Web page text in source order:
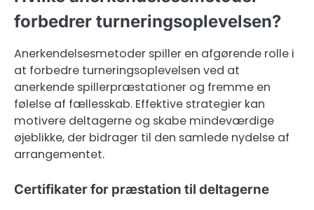
forbedrer turneringsoplevelsen?
Anerkendelsesmetoder spiller en afgørende rolle i
at forbedre turneringsoplevelsen ved at
anerkende spillerpræstationer og fremme en
følelse af fællesskab. Effektive strategier kan
motivere deltagerne og skabe mindeværdige
øjeblikke, der bidrager til den samlede nydelse af
arrangementet.
Certifikater for præstation til deltagerne